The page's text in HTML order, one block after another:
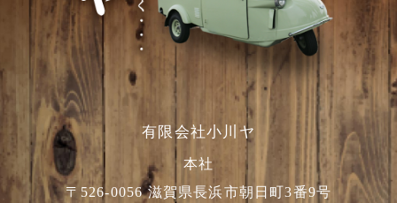
有限会社小川ヤ
本社
〒526-0056 滋賀県長浜市朝日町3番9号